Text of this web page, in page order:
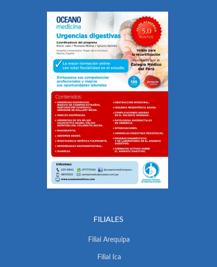
FILIALES
Filial Arequipa
Filial Ica